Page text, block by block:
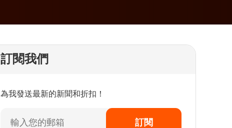
訂閱我們
為我發送最新的新聞和折扣！
訂閱